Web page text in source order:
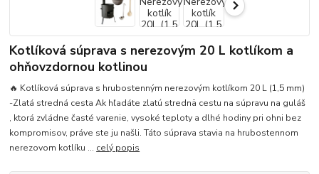
Kotlíková súprava s nerezovým 20 L kotlíkom a
ohňovzdornou kotlinou
🔥 Kotlíková súprava s hrubostenným nerezovým kotlíkom 20 L (1,5 mm)
-Zlatá stredná cesta Ak hľadáte zlatú strednä cestu na súpravu na guláš
, ktorá zvládne časté varenie, vysoké teploty a dlhé hodiny pri ohni bez
kompromisov, práve ste ju našli. Táto súprava stavia na hrubostennom
nerezovom kotlíku ... celý popis